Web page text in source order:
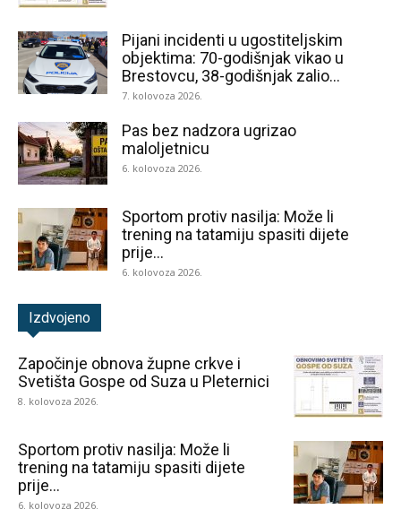
Pijani incidenti u ugostiteljskim
objektima: 70-godišnjak vikao u
Brestovcu, 38-godišnjak zalio...
7. kolovoza 2026.
Pas bez nadzora ugrizao
maloljetnicu
6. kolovoza 2026.
Sportom protiv nasilja: Može li
trening na tatamiju spasiti dijete
prije...
6. kolovoza 2026.
Izdvojeno
Započinje obnova župne crkve i
Svetišta Gospe od Suza u Pleternici
8. kolovoza 2026.
Sportom protiv nasilja: Može li
trening na tatamiju spasiti dijete
prije...
6. kolovoza 2026.